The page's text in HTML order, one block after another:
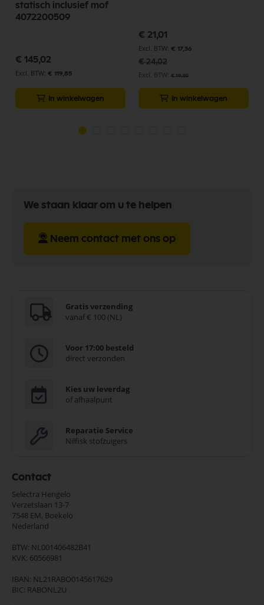
statisch inclusief mof
4072200509
€ 145,02
€ 119,85
In winkelwagen
Speciale
prijs
€ 21,01
€ 17,36
€ 24,02
€ 19,85
In winkelwagen
We staan klaar om u te helpen
Neem contact met ons op
Gratis verzending
vanaf € 100 (NL)
Voor 17:00 besteld
direct verzonden
Kies uw leverdag
of afhaalpunt
Reparatie Service
Nilfisk stofzuigers
Contact
Selectra Hengelo
Verzetslaan 13-7
7548 EM, Boekelo
Nederland
BTW: NL001406482B41
KVK: 60566981
IBAN: NL21RABO0145617629
BIC: RABONL2U